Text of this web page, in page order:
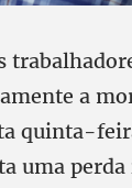
a
quinta-
uma